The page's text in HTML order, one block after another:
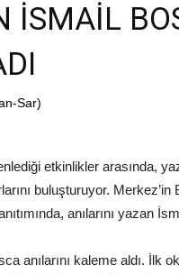
İSMAİL
Sar)
etkinlikler arasında,
buluşturuyor. Merkez’in
anılarını yazan
anılarını kaleme aldı. İlk